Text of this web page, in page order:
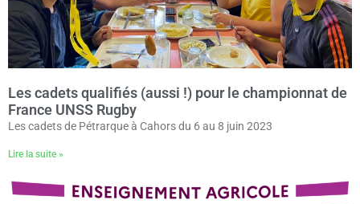
Les cadets qualifiés (aussi !) pour le championnat de
France UNSS Rugby
Les cadets de Pétrarque à Cahors du 6 au 8 juin 2023
Lire la suite »